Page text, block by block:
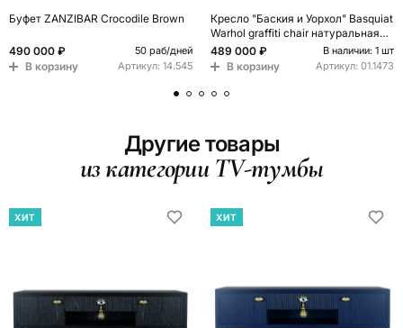
Буфет ZANZIBAR Crocodile Brown
490 000 ₽ 50 раб/дней
В корзину Артикул: 14.545
Кресло "Баския и Уорхол" Basquiat
Warhol graffiti chair натуральная
кожа
489 000 ₽ В наличии: 1 шт
В корзину Артикул: 01.1473
Другие товары
из категории TV-тумбы
ХИТ ХИТ